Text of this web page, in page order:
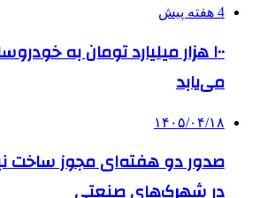
4 هفته پیش
۱۰۰ هزار میلیارد تومان به
می‌یابد
۱۴۰۵/۰۴/۱۸
صدور دو هفته‌ای مجوز ساخت